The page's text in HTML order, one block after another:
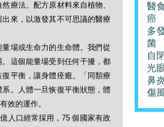
療法。配方原材料來自植物、
來，以激發其不可思議的醫療
場或生命力的生命體。我們從
這個能量場受到任何干擾，都
平衡，讓身體痊癒。「同類療
。人體一旦恢復平衡狀態，體
效的運作。
人口經常採用，75 個國家有政
醫
癌
多
菌
自
光
鼻
傷